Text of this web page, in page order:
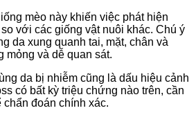
mèo này khiến việc phát hiện
với các giống vật nuôi khác. Chú ý
da xung quanh tai, mặt, chân và
mỏng và dễ quan sát.
da bị nhiễm cũng là dấu hiệu cảnh
có bất kỳ triệu chứng nào trên, cần
đoán chính xác.